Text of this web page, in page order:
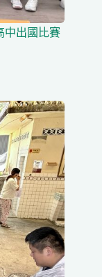
中出國比賽